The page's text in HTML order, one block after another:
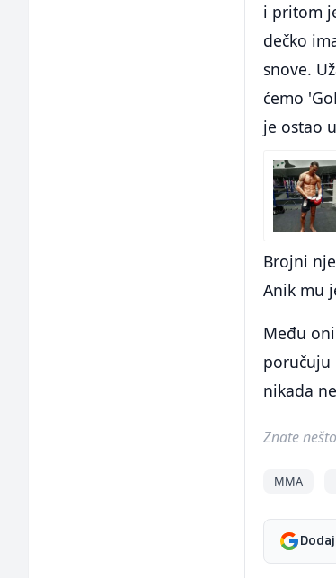
i pritom
dečko
snove.
ćemo
je ostao
Brojni
Anik mu
Među
poručuju
nikada
Znate
MMA